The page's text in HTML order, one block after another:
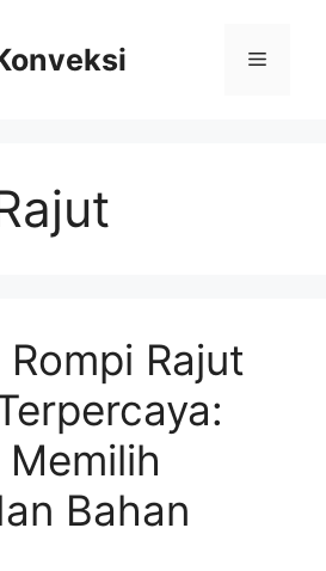
Rajut
Bahan